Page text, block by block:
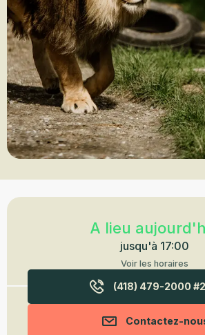
Ouverture et coordonnées
A lieu
jusqu'à 17:00
Voir les horaires
(418) 479-2000 #2
Contactez-